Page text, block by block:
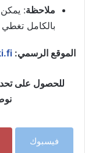
ملاحظة: يمكن
بالكامل
الموقع الرسمي:
للحصول على
فيسبوك